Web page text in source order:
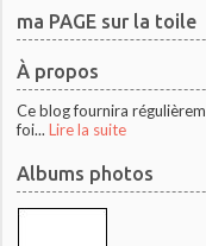
ma PAGE sur la toile
À propos
Ce blog fournira
foi... Lire la suite
Albums photos